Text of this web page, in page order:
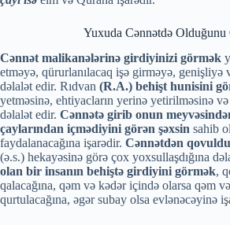
Yuxuda Cənnətdə Olduğunu
Cənnət malikanələrinə girdiyinizi görmək
etməyə, qürurlanılacaq işə girməyə, genişliyə
dəlalət edir. Rıdvan (R.A.) behişt hunisini
yetməsinə, ehtiyacların yerinə yetirilməsinə və
dəlalət edir. Cənnətə girib onun
çaylarından içmədiyini görən şəxsin sahib
faydalanacağına işarədir. Cənnətdən
(ə.s.) hekayəsinə görə çox yoxsullaşdığına
olan bir insanın behiştə girdiyini görmək,
qalacağına, qəm və kədər içində olarsa qəm
qurtulacağına, əgər subay olsa evlənəcəyinə